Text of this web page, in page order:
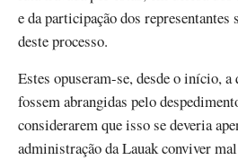
e da participação dos
deste processo.
Estes opuseram-se, desde o início, a
fossem abrangidas pelo
considerarem que isso se deveria
administração da Lauak conviver